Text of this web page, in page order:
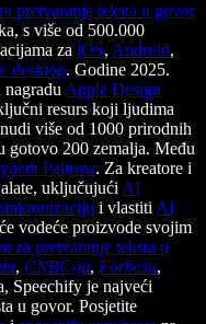
pretvaranje teksta u govor
s više od 500.000
za iOS, Android,
desktop. Godine 2025.
Apple Design
resurs koji ljudima
više od 1000 prirodnih
gotovo 200 zemalja. Među
Paltrow. Za kreatore i
uključujući AI
i vlastiti AI
vodeće proizvode svojim
za pretvaranje teksta u
, CNBC-ju, Forbesu,
Speechify je najveći
u govor. Posjetite